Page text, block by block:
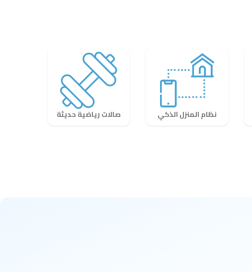
نظام المنزل الذكي صالات رياضية حديثة